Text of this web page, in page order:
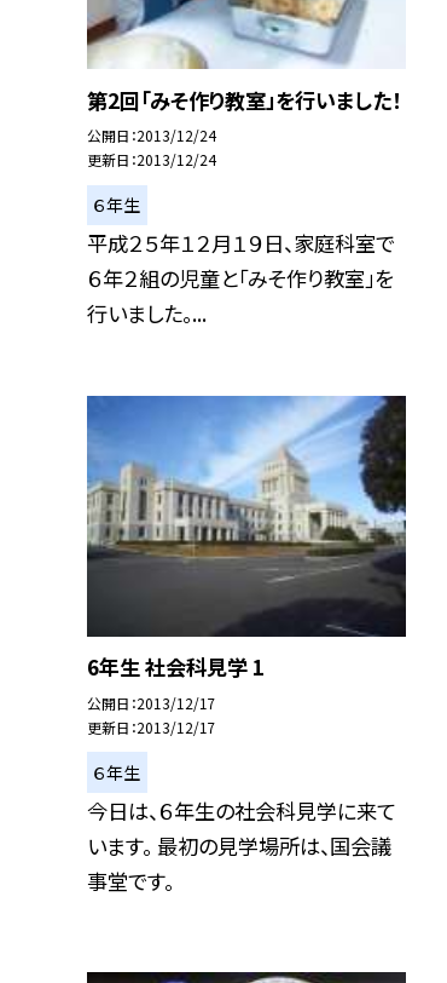
第2回「みそ作り教室」を行いました！
公開日 2013/12/24
更新日 2013/12/24
６年生
平成２５年１２月１９日、家庭科室で
６年２組の児童と「みそ作り教室」を
行いました。...
6年生 社会科見学 1
公開日 2013/12/17
更新日 2013/12/17
６年生
今日は、６年生の社会科見学に来て
います。 最初の見学場所は、国会議
事堂です。